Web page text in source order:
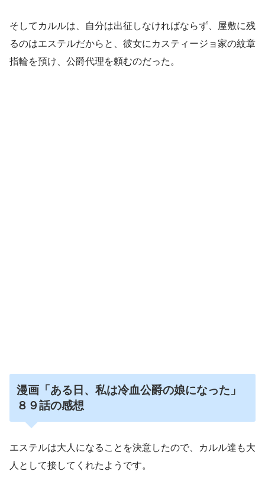
そしてカルルは、自分は出征しなければならず、屋敷に残
るのはエステルだからと、彼女にカスティージョ家の紋章
指輪を預け、公爵代理を頼むのだった。
漫画「ある日、私は冷血公爵の娘になった」
８９話の感想
エステルは大人になることを決意したので、カルル達も大
人として接してくれたようです。